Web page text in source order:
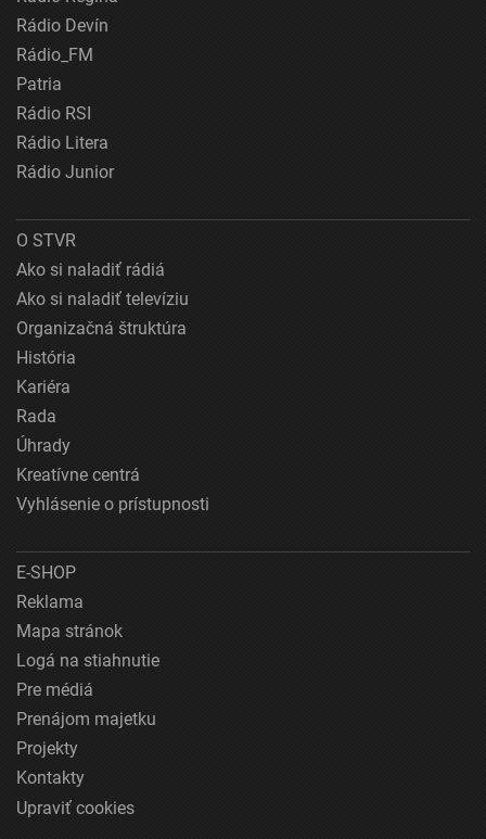
Rádio Devín
Rádio_FM
Patria
Rádio RSI
Rádio Litera
Rádio Junior
O STVR
Ako si naladiť rádiá
Ako si naladiť televíziu
Organizačná štruktúra
História
Kariéra
Rada
Úhrady
Kreatívne centrá
Vyhlásenie o prístupnosti
E-SHOP
Reklama
Mapa stránok
Logá na stiahnutie
Pre médiá
Prenájom majetku
Projekty
Kontakty
Upraviť cookies